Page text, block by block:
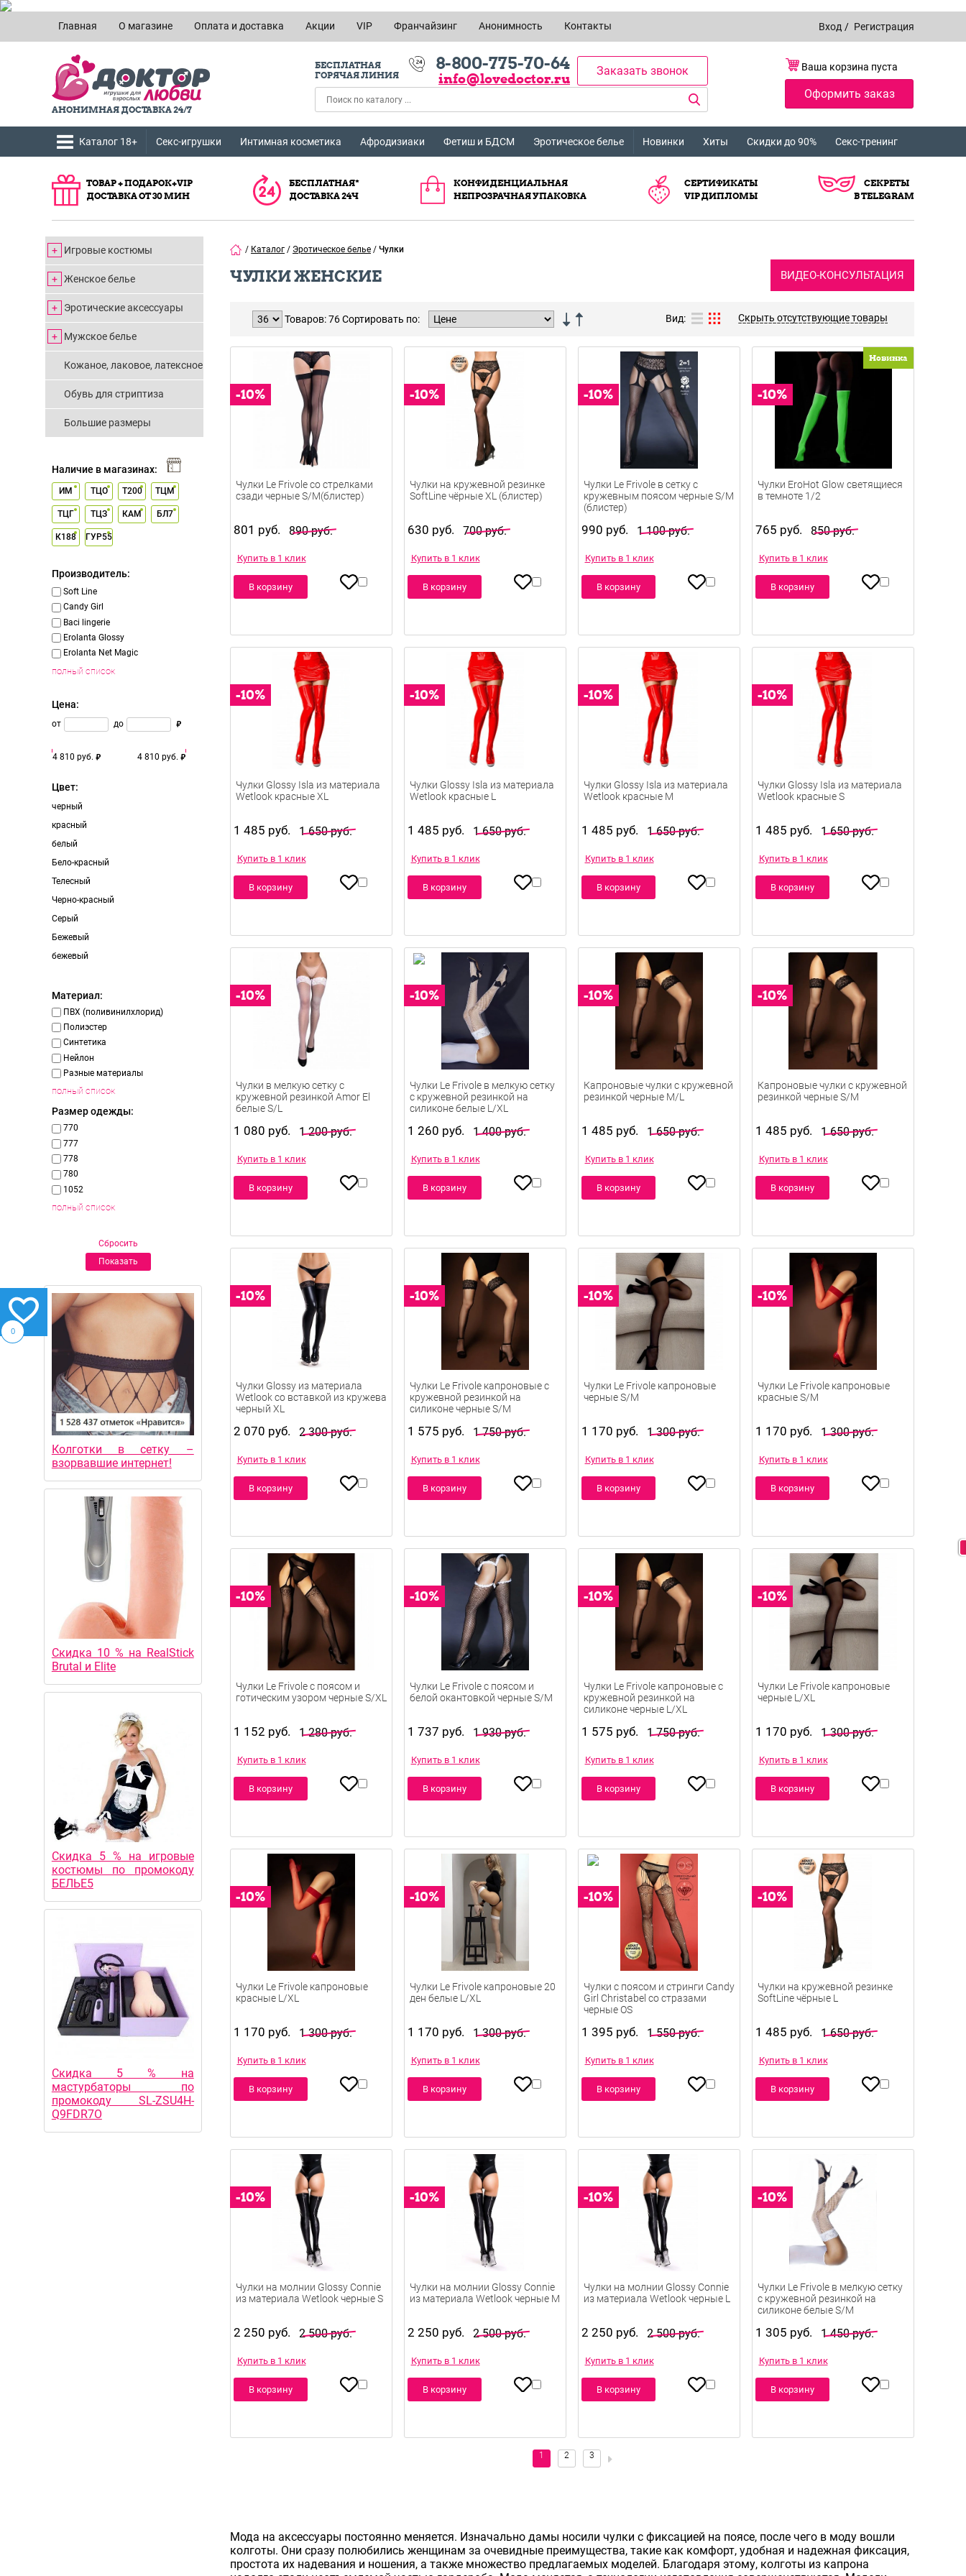
Главная О магазине Оплата и доставка Акции VIP Франчайзинг Анонимность Контакты Вход / Регистрация
АНОНИМНАЯ ДОСТАВКА 24/7
БЕСПЛАТНАЯ
ГОРЯЧАЯ ЛИНИЯ
8-800-775-70-64
info@lovedoctor.ru
Заказать звонок Ваша корзина пуста
Оформить заказ
Каталог 18+ Секс-игрушки Интимная косметика Афродизиаки Фетиш и БДСМ Эротическое белье Новинки Хиты Скидки до 90% Секс-тренинг
ТОВАР + ПОДАРОК+VIP
ДОСТАВКА ОТ 30 МИН
БЕСПЛАТНАЯ*
ДОСТАВКА 24Ч
КОНФИДЕНЦИАЛЬНАЯ
НЕПРОЗРАЧНАЯ УПАКОВКА
СЕРТИФИКАТЫ
VIP ДИПЛОМЫ
СЕКРЕТЫ
В TELEGRAM
Игровые костюмы
Женское белье
Эротические аксессуары
Мужское белье
Кожаное, лаковое, латексное
Обувь для стриптиза
Большие размеры
Наличие в магазинах:
ИМ ТЦО Т200 ТЦМ
ТЦГ ТЦЗ КАМ БЛ7
К188 ГУР55
Производитель:
Soft Line
Candy Girl
Baci lingerie
Erolanta Glossy
Erolanta Net Magic
полный список
Цена:
от до
4 810 руб. 4 810 руб.
Цвет:
черный
красный
белый
Бело-красный
Телесный
Черно-красный
Серый
Бежевый
бежевый
Материал:
ПВХ (поливинилхлорид)
Полиэстер
Синтетика
Нейлон
Разные материалы
полный список
Размер одежды:
770
777
778
780
1052
полный список
Колготки в сетку –
взорвавшие интернет!
Скидка 10 % на RealStick
Brutal и Elite
Скидка 5 % на игровые
костюмы по промокоду
БЕЛЬЕ5
Скидка 5 % на
мастурбаторы по
промокоду SL-ZSU4H-
Q9FDR7O
/ Каталог / Эротическое белье / Чулки
ВИДЕО-КОНСУЛЬТАЦИЯ
ЧУЛКИ ЖЕНСКИЕ
Товаров: 76 Скрыть отсутствующие товары
Вид:
Сортировать по:
801 руб. 890 руб.
Купить в 1 клик
В корзину
630 руб. 700 руб.
Купить в 1 клик
В корзину
990 руб. 1 100 руб.
Купить в 1 клик
В корзину
Новинка
765 руб. 850 руб.
Купить в 1 клик
В корзину
1 485 руб. 1 650 руб.
Купить в 1 клик
В корзину
1 485 руб. 1 650 руб.
Купить в 1 клик
В корзину
1 485 руб. 1 650 руб.
Купить в 1 клик
В корзину
1 485 руб. 1 650 руб.
Купить в 1 клик
В корзину
1 080 руб. 1 200 руб.
Купить в 1 клик
В корзину
1 260 руб. 1 400 руб.
Купить в 1 клик
В корзину
1 485 руб. 1 650 руб.
Купить в 1 клик
В корзину
1 485 руб. 1 650 руб.
Купить в 1 клик
В корзину
2 070 руб. 2 300 руб.
Купить в 1 клик
В корзину
1 575 руб. 1 750 руб.
Купить в 1 клик
В корзину
1 170 руб. 1 300 руб.
Купить в 1 клик
В корзину
1 170 руб. 1 300 руб.
Купить в 1 клик
В корзину
1 152 руб. 1 280 руб.
Купить в 1 клик
В корзину
1 737 руб. 1 930 руб.
Купить в 1 клик
В корзину
1 575 руб. 1 750 руб.
Купить в 1 клик
В корзину
1 170 руб. 1 300 руб.
Купить в 1 клик
В корзину
1 170 руб. 1 300 руб.
Купить в 1 клик
В корзину
1 170 руб. 1 300 руб.
Купить в 1 клик
В корзину
1 395 руб. 1 550 руб.
Купить в 1 клик
В корзину
1 485 руб. 1 650 руб.
Купить в 1 клик
В корзину
2 250 руб. 2 500 руб.
Купить в 1 клик
В корзину
2 250 руб. 2 500 руб.
Купить в 1 клик
В корзину
2 250 руб. 2 500 руб.
Купить в 1 клик
В корзину
1 305 руб. 1 450 руб.
Купить в 1 клик
В корзину
Мода на аксессуары постоянно меняется. Изначально дамы носили чулки с фиксацией на поясе, после чего в моду вошли
колготы. Они сразу полюбились женщинам за очевидные преимущества, такие как комфорт, удобная и надежная фиксация,
простота их надевания и ношения, а также множество предлагаемых моделей. Благодаря этому, колготы из капрона
0